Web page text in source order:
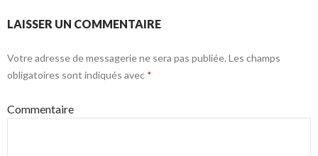
LAISSER UN COMMENTAIRE
Votre adresse de messagerie ne sera pas publiée. Les champs
obligatoires sont indiqués avec *
Commentaire